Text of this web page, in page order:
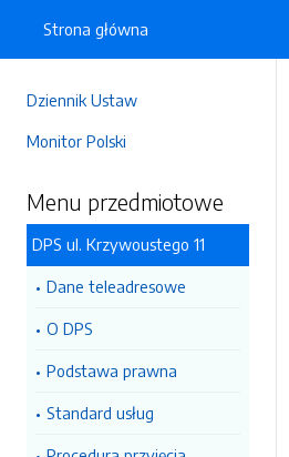
Dziennik Ustaw
Monitor Polski
Menu przedmiotowe
DPS ul. Krzywoustego 11
Dane teleadresowe
O DPS
Podstawa prawna
Standard usług
Strona główna